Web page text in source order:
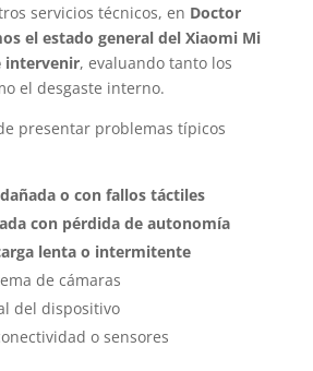
servicios técnicos, en Doctor
el estado general del Xiaomi Mi
intervenir, evaluando tanto los
el desgaste interno.
presentar problemas típicos
o con fallos táctiles
con pérdida de autonomía
lenta o intermitente
de cámaras
del dispositivo
o sensores